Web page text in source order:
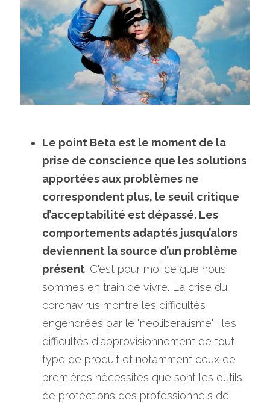
Le point Beta est le moment de la
prise de conscience que les solutions
apportées aux problèmes ne
correspondent plus, le seuil critique
d’acceptabilité est dépassé. Les
comportements adaptés jusqu’alors
deviennent la source d’un problème
présent. C'est pour moi ce que nous
sommes en train de vivre. La crise du
coronavirus montre les difficultés
engendrées par le "neoliberalisme" : les
difficultés d'approvisionnement de tout
type de produit et notamment ceux de
premières nécessités que sont les outils
de protections des professionnels de